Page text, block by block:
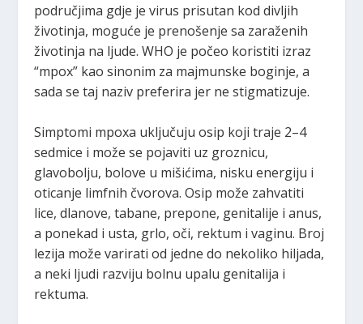
područjima gdje je virus prisutan kod divljih
životinja, moguće je prenošenje sa zaraženih
životinja na ljude. WHO je počeo koristiti izraz
“mpox” kao sinonim za majmunske boginje, a
sada se taj naziv preferira jer ne stigmatizuje.
Simptomi mpoxa uključuju osip koji traje 2–4
sedmice i može se pojaviti uz groznicu,
glavobolju, bolove u mišićima, nisku energiju i
oticanje limfnih čvorova. Osip može zahvatiti
lice, dlanove, tabane, prepone, genitalije i anus,
a ponekad i usta, grlo, oči, rektum i vaginu. Broj
lezija može varirati od jedne do nekoliko hiljada,
a neki ljudi razviju bolnu upalu genitalija i
rektuma.